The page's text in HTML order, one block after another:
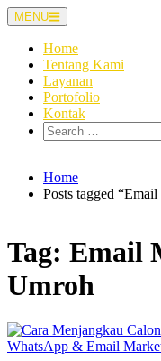
Skip
to
content
MENU
Home
Tentang Kami
Layanan
Portofolio
Kontak
Search
for:
Home
Posts tagged
Tag: Email
Umroh